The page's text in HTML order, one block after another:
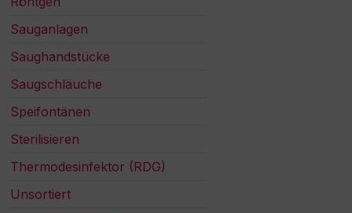
Sauganlagen
Saughandstücke
Saugschläuche
Speifontänen
Sterilisieren
Thermodesinfektor (RDG)
Unsortiert